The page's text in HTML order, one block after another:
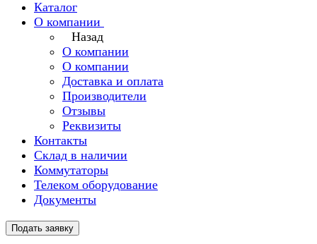
Каталог
О компании
Назад
О компании
О компании
Доставка и оплата
Производители
Отзывы
Реквизиты
Контакты
Склад в наличии
Коммутаторы
Телеком оборудование
Документы
Подать заявку